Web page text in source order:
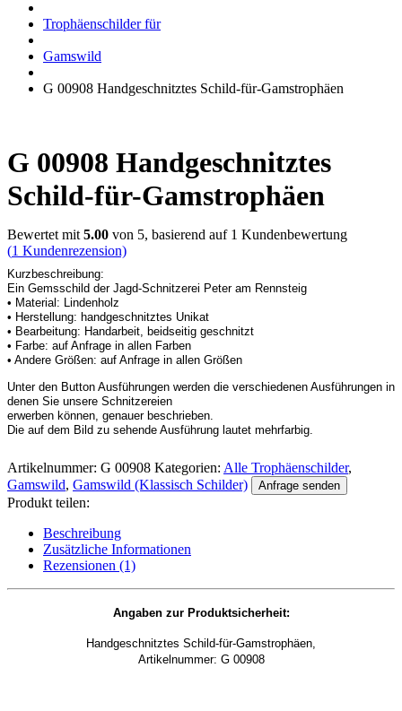
Trophäenschilder für
Gamswild
G 00908 Handgeschnitztes Schild-für-Gamstrophäen
G 00908 Handgeschnitztes
Schild-für-Gamstrophäen
Bewertet mit 5.00 von 5, basierend auf 1 Kundenbewertung
(1 Kundenrezension)
Kurzbeschreibung:
Ein Gemsschild der Jagd-Schnitzerei Peter am Rennsteig
• Material: Lindenholz
• Herstellung: handgeschnitztes Unikat
• Bearbeitung: Handarbeit, beidseitig geschnitzt
• Farbe: auf Anfrage in allen Farben
• Andere Größen: auf Anfrage in allen Größen
Unter den Button Ausführungen werden die verschiedenen Ausführungen in
denen Sie unsere Schnitzereien
erwerben können, genauer beschrieben.
Die auf dem Bild zu sehende Ausführung lautet mehrfarbig.
Artikelnummer: G 00908 Kategorien: Alle Trophäenschilder,
Gamswild, Gamswild (Klassisch Schilder) Anfrage senden
Produkt teilen:
Beschreibung
Zusätzliche Informationen
Rezensionen (1)
Angaben zur Produktsicherheit:
Handgeschnitztes Schild-für-Gamstrophäen,
Artikelnummer: G 00908